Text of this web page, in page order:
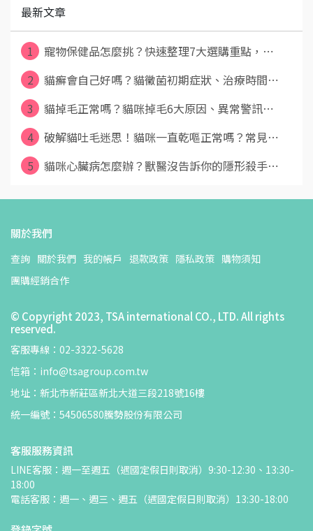
最新文章
1
寵物保健品怎麼挑？快速整理7大選購重點，⋯
2
貓癬會自己好嗎？貓黴菌初期症狀、治療時間⋯
3
貓掉毛正常嗎？貓咪掉毛6大原因、異常警訊⋯
4
破解貓吐毛迷思！貓咪一直乾嘔正常嗎？常見⋯
5
貓咪心臟病怎麼辦？獸醫沒告訴你的隱形殺手⋯
關於我們
查詢 關於我們 我的帳戶 退款政策 隱私政策 購物須知
團購經銷合作
© Copyright 2023, TSA international CO., LTD. All rights
reserved.
客服專線：02-3322-5628
信箱：info@tsagroup.com.tw
地址：新北市新莊區新北大道三段218號16樓
統一編號：54506580騰勢股份有限公司
客服服務資訊
LINE客服：週一至週五（遇國定假日則取消）9:30-12:30、13:30-
18:00
電話客服：週一、週三、週五（遇國定假日則取消）13:30-18:00